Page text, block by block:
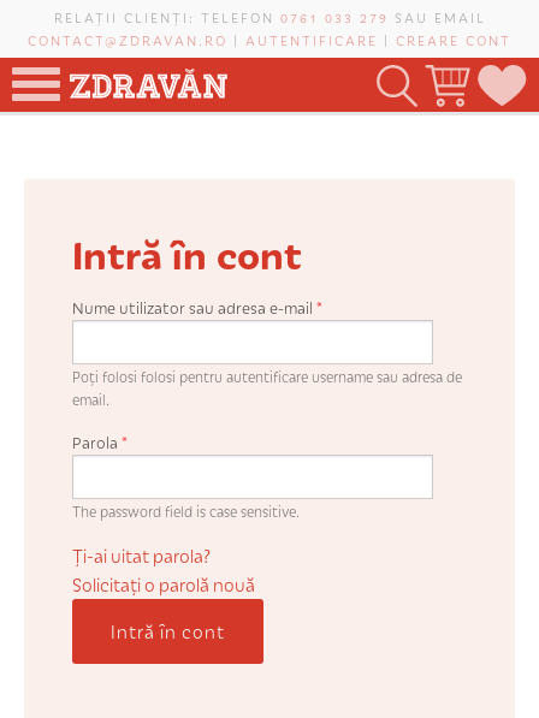
Mergi la conţinutul principal
RELAȚII CLIENȚI: TELEFON 0761 033 279 SAU EMAIL
CONTACT@ZDRAVAN.RO | AUTENTIFICARE | CREARE CONT
VIȚĂ-DE-VIE
Intră în cont
Nume utilizator sau adresa e-mail *
Poți folosi folosi pentru autentificare username sau adresa de
email.
Parola *
The password field is case sensitive.
Ți-ai uitat parola?
Solicitaţi o parolă nouă
Intră în cont